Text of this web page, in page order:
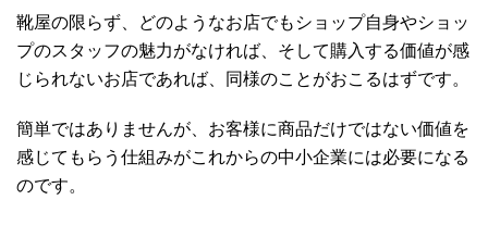
靴屋の限らず、どのようなお店でもショップ自身やショッ
プのスタッフの魅力がなければ、そして購入する価値が感
じられないお店であれば、同様のことがおこるはずです。
簡単ではありませんが、お客様に商品だけではない価値を
感じてもらう仕組みがこれからの中小企業には必要になる
のです。